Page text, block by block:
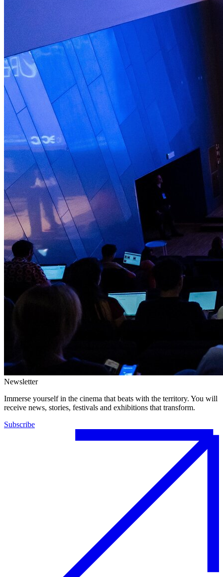
Newsletter
Immerse yourself in the cinema that beats with the territory. You will
receive news, stories, festivals and exhibitions that transform.
Subscribe